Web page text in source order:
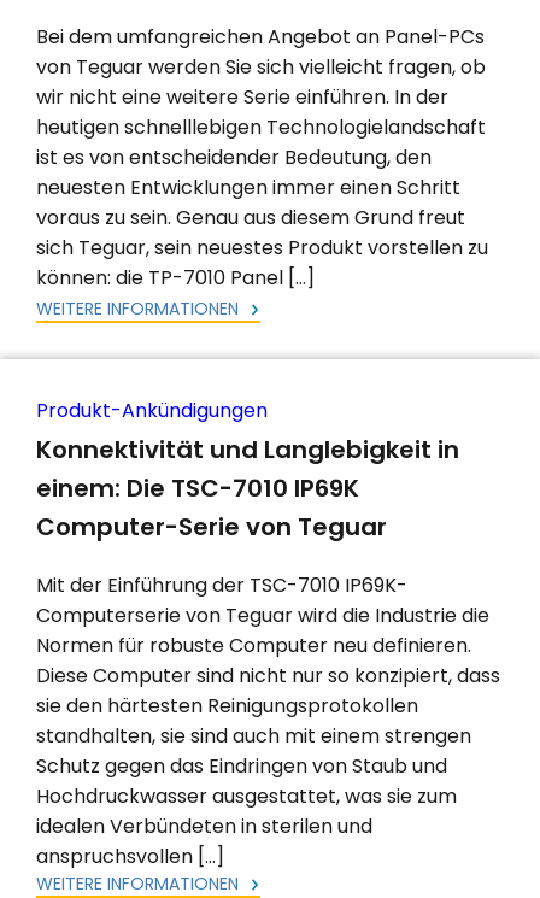
Bei dem umfangreichen Angebot an Panel-PCs
von Teguar werden Sie sich vielleicht fragen, ob
wir nicht eine weitere Serie einführen. In der
heutigen schnelllebigen Technologielandschaft
ist es von entscheidender Bedeutung, den
neuesten Entwicklungen immer einen Schritt
voraus zu sein. Genau aus diesem Grund freut
sich Teguar, sein neuestes Produkt vorstellen zu
können: die TP-7010 Panel […]
WEITERE INFORMATIONEN
Produkt-Ankündigungen
Konnektivität und Langlebigkeit in
einem: Die TSC-7010 IP69K
Computer-Serie von Teguar
Mit der Einführung der TSC-7010 IP69K-
Computerserie von Teguar wird die Industrie die
Normen für robuste Computer neu definieren.
Diese Computer sind nicht nur so konzipiert, dass
sie den härtesten Reinigungsprotokollen
standhalten, sie sind auch mit einem strengen
Schutz gegen das Eindringen von Staub und
Hochdruckwasser ausgestattet, was sie zum
idealen Verbündeten in sterilen und
anspruchsvollen […]
WEITERE INFORMATIONEN